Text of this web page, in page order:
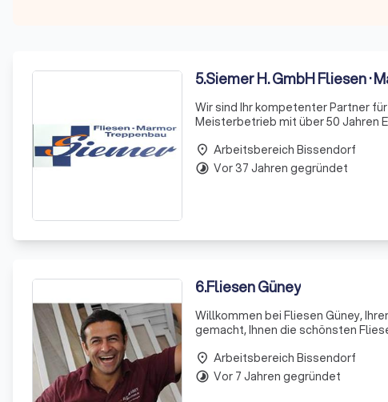
5.Siemer H. GmbH Fliesen ·
Wir sind Ihr kompetenter Partner
Meisterbetrieb mit über 50 Jahren
individu
place Arbeitsbereich Bissendorf
timelapse Vor 37 Jahren gegründet
6.Fliesen Güney
Willkommen bei Fliesen Güney,
gemacht, Ihnen die schönsten
perfekt auf Ihre indiv
place Arbeitsbereich Bissendorf
timelapse Vor 7 Jahren gegründet